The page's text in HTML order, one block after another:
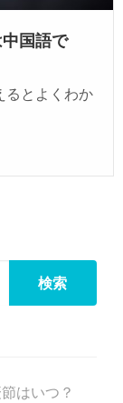
国語で
るとよくわか
はいつ？